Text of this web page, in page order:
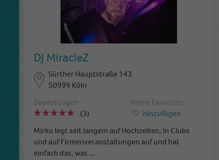
DJ MiracleZ
Sürther Hauptstraße 143
50999 Köln
Bewertungen
(3)
Meine Favoriten
hinzufügen
Mirko legt seit langem auf Hochzeiten, in Clubs
und auf Firmenveranstaltungen auf und hat
einfach das, was ...